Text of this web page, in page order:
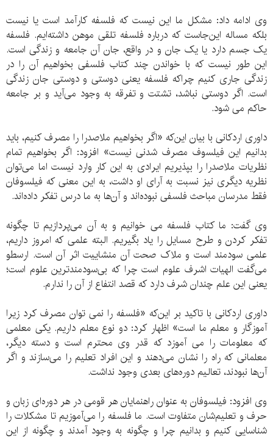
وی ادامه داد: مشکل ما این نیست که فلسفه کارآمد است یا نیست
بلکه مساله این‌جاست که درباره فلسفه تلقی موهن داشته‌ایم. فلسفه
یک جسم دارد یا یک جان و در واقع، جان آن جامعه و زندگی است.
این ‌طور نیست که با خواندن چند کتاب فلسفی بخواهیم آن را در
زندگی جاری کنیم چراکه فلسفه یعنی دوستی و دوستی جان زندگی
است. اگر دوستی نباشد، تشتت و تفرقه به وجود می‌آید و بر جامعه
حاکم می ‌شود.
داوری اردکانی با بیان این‌که «اگر بخواهیم ملاصدرا را مصرف کنیم، باید
بدانیم این فیلسوف مصرف ‌شدنی نیست» افزود: اگر بخواهیم تمام
نظریات ملاصدرا را بپذیریم ایرادی به این کار وارد نیست اما می‌‌توان
نظریه دیگری نیز نسبت به آرای او داشت، به این معنی که فیلسوفان
فقط مدرسان مباحث فلسفی نبوده‌‌اند و آن‌ها به ما درس تفکر داده‌‌اند.
وی گفت: ما کتاب فلسفه می ‌خوانیم و به آن می‌‌پردازیم تا چگونه
تفکر کردن و طرح مسایل را یاد بگیریم. البته علمی که امروز داریم،
علمی سودمند است و ملاک صحت آن منشاییت اثر آن است. ارسطو
می‌‌گفت الهیات اشرف علوم است چرا که بی‌‌سودمندترین علوم است؛
یعنی این علم چندان شرف دارد که قصد انتفاع از آن را ندارم.
داوری اردکانی با تاکید بر این‌که «فلسفه را نمی ‌توان مصرف کرد زیرا
آموزگار و معلم ما است» اظهار کرد: دو نوع معلم داریم. یکی معلمی
که معلومات را می ‌‌آموزد که قدر وی محترم است و دسته دیگر،
معلمانی که راه را نشان می‌‌دهند و این افراد تعلیم را می‌‌سازند و اگر
آن‌ها نبودند، تعالیم دوره‌های بعدی وجود نداشت.
وی افزود: فیلسوفان به عنوان راهنمایان هر قومی در هر دوره‌‌ای زبان و
حرف و تعلیم‌‌شان متفاوت است. ما فلسفه را می‌‌آموزیم تا مشکلات را
شناسایی کنیم و بدانیم چرا و چگونه به وجود آمدند و چگونه از این